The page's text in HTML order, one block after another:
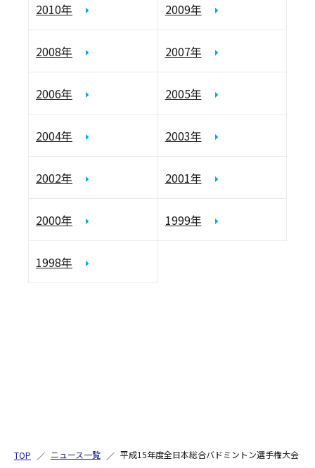
2010年 2009年
2008年 2007年
2006年 2005年
2004年 2003年
2002年 2001年
2000年 1999年
1998年
TOP ニュース一覧 平成15年度全日本総合バドミントン選手権大会